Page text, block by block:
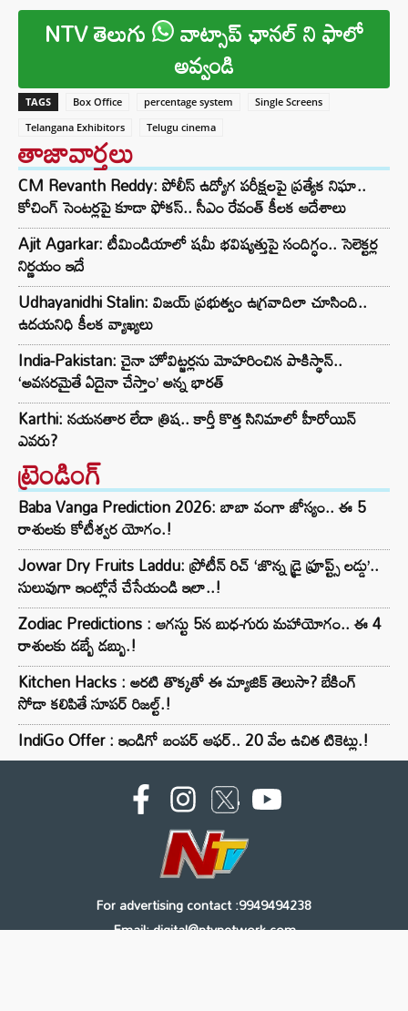
NTV తెలుగు వాట్సాప్ ఛానల్ ని ఫాలో
అవ్వండి
TAGS Box Office percentage system
Single Screens
Telangana Exhibitors
Telugu cinema
తాజావార్తలు
CM Revanth Reddy: పోలీస్ ఉద్యోగ పరీక్షలపై ప్రత్యేక నిఘా..
కోచింగ్ సెంటర్లపై కూడా ఫోకస్.. సీఎం రేవంత్ కీలక ఆదేశాలు
Ajit Agarkar: టీమిండియాలో షమీ భవిష్యత్తుపై సందిగ్ధం.. సెలెక్టర్ల
నిర్ణయం ఇదే
Udhayanidhi Stalin: విజయ్ ప్రభుత్వం ఉగ్రవాదిలా చూసింది..
ఉదయనిధి కీలక వ్యాఖ్యలు
India-Pakistan: చైనా హోవిట్జర్లను మోహరించిన పాకిస్థాన్..
‘అవసరమైతే ఏదైనా చేస్తాం’ అన్న భారత్
Karthi: నయనతార లేదా త్రిష.. కార్తీ కొత్త సినిమాలో హీరోయిన్
ఎవరు?
ట్రెండింగ్‌
Baba Vanga Prediction 2026: బాబా వంగా జోస్యం.. ఈ 5
రాశులకు కోటీశ్వర యోగం.!
Jowar Dry Fruits Laddu: ప్రోటీన్ రిచ్ ‘జొన్న డ్రై ఫ్రూప్ట్స్ లడ్డు’..
సులువుగా ఇంట్లోనే చేసేయండి ఇలా..!
Zodiac Predictions : ఆగస్టు 5న బుధ-గురు మహాయోగం.. ఈ 4
రాశులకు డబ్బే డబ్బు.!
Kitchen Hacks : అరటి తొక్కతో ఈ మ్యాజిక్ తెలుసా? బేకింగ్
సోడా కలిపితే సూపర్ రిజల్ట్.!
IndiGo Offer : ఇండిగో బంపర్ ఆఫర్.. 20 వేల ఉచిత టికెట్లు.!
For advertising contact :9949494238
Email: digital@ntvnetwork.com